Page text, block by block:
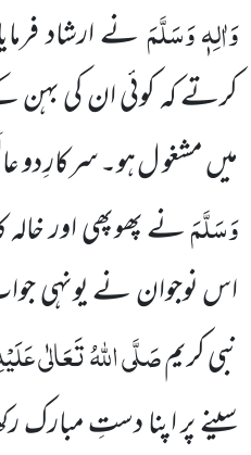
وَاٰلِہٖ وَسَلَّمَنے ارشاد
کرتے کہ کوئی ان کی
میںمشغو ل ہو۔ سرکارِ دو
وَسَلَّمَنے پھوپھی اور
اس نوجواننے یونہی
نبی کریمصَلَّی اللّٰہُ تَعَالٰی
سینے پر اپنا دستِ مبارک